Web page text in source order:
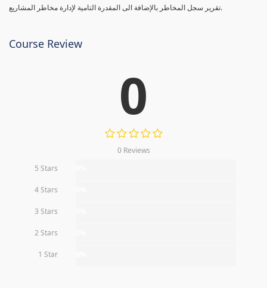
تقرير سجل المخاطر بالإضافة الى المقدرة التامية لإدارة مخاطر المشاريع.
Course Review
0
0 Reviews
5 Stars
4 Stars
3 Stars
2 Stars
1 Star